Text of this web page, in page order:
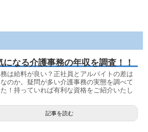
になる介護事務の年収を調査！！
は給料が良い？正社員とアルバイトの差は
のか。疑問が多い介護事務の実態を調べて
！持っていれば有利な資格をご紹介いたし
記事を読む